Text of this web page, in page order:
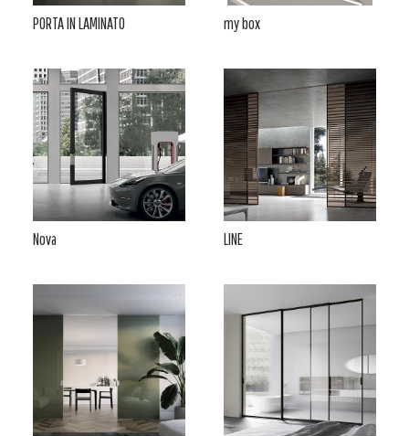
PORTA IN LAMINATO my box
Nova LINE